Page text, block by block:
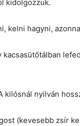
kidolgozzuk.
kelni hagyni,
kilósnál nyilván
(kevesebb zsír